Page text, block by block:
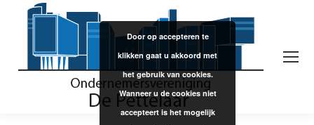
Door op accepteren te
klikken gaat u akkoord met
het gebruik van cookies.
Wanneer u de cookies niet
accepteert is het mogelijk